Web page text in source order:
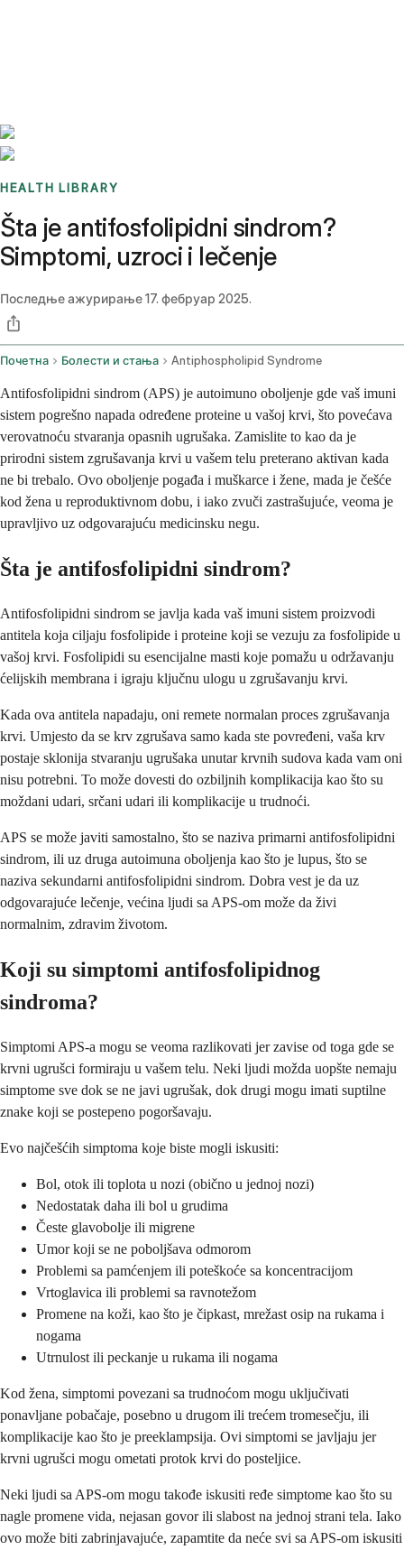
HEALTH LIBRARY
Šta je antifosfolipidni sindrom?
Simptomi, uzroci i lečenje
Последње ажурирање17. фебруар 2025.
Почетна Болести и стања Antiphospholipid Syndrome
Antifosfolipidni sindrom (APS) je autoimuno oboljenje gde vaš imuni
sistem pogrešno napada određene proteine u vašoj krvi, što povećava
verovatnoću stvaranja opasnih ugrušaka. Zamislite to kao da je
prirodni sistem zgrušavanja krvi u vašem telu preterano aktivan kada
ne bi trebalo. Ovo oboljenje pogađa i muškarce i žene, mada je češće
kod žena u reproduktivnom dobu, i iako zvuči zastrašujuće, veoma je
upravljivo uz odgovarajuću medicinsku negu.
Šta je antifosfolipidni sindrom?
Antifosfolipidni sindrom se javlja kada vaš imuni sistem proizvodi
antitela koja ciljaju fosfolipide i proteine koji se vezuju za fosfolipide u
vašoj krvi. Fosfolipidi su esencijalne masti koje pomažu u održavanju
ćelijskih membrana i igraju ključnu ulogu u zgrušavanju krvi.
Kada ova antitela napadaju, oni remete normalan proces zgrušavanja
krvi. Umjesto da se krv zgrušava samo kada ste povređeni, vaša krv
postaje sklonija stvaranju ugrušaka unutar krvnih sudova kada vam oni
nisu potrebni. To može dovesti do ozbiljnih komplikacija kao što su
moždani udari, srčani udari ili komplikacije u trudnoći.
APS se može javiti samostalno, što se naziva primarni antifosfolipidni
sindrom, ili uz druga autoimuna oboljenja kao što je lupus, što se
naziva sekundarni antifosfolipidni sindrom. Dobra vest je da uz
odgovarajuće lečenje, većina ljudi sa APS-om može da živi
normalnim, zdravim životom.
Koji su simptomi antifosfolipidnog
sindroma?
Simptomi APS-a mogu se veoma razlikovati jer zavise od toga gde se
krvni ugrušci formiraju u vašem telu. Neki ljudi možda uopšte nemaju
simptome sve dok se ne javi ugrušak, dok drugi mogu imati suptilne
znake koji se postepeno pogoršavaju.
Evo najčešćih simptoma koje biste mogli iskusiti:
Bol, otok ili toplota u nozi (obično u jednoj nozi)
Nedostatak daha ili bol u grudima
Česte glavobolje ili migrene
Umor koji se ne poboljšava odmorom
Problemi sa pamćenjem ili poteškoće sa koncentracijom
Vrtoglavica ili problemi sa ravnotežom
Promene na koži, kao što je čipkast, mrežast osip na rukama i
nogama
Utrnulost ili peckanje u rukama ili nogama
Kod žena, simptomi povezani sa trudnoćom mogu uključivati
ponavljane pobačaje, posebno u drugom ili trećem tromesečju, ili
komplikacije kao što je preeklampsija. Ovi simptomi se javljaju jer
krvni ugrušci mogu ometati protok krvi do posteljice.
Neki ljudi sa APS-om mogu takođe iskusiti ređe simptome kao što su
nagle promene vida, nejasan govor ili slabost na jednoj strani tela. Iako
ovo može biti zabrinjavajuće, zapamtite da neće svi sa APS-om iskusiti